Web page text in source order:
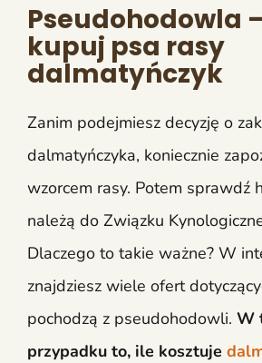
Pseudohodowla
kupuj psa rasy
dalmatyńczyk
Zanim podejmiesz decyzję o
dalmatyńczyka, koniecznie
wzorcem rasy. Potem sprawdź
należą do Związku
Dlaczego to takie ważne? W
znajdziesz wiele ofert
pochodzą z pseudohodowli. W
przypadku to, ile kosztuje